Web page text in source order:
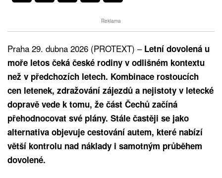
Reklama
Praha 29. dubna 2026 (PROTEXT) –Letní dovolená u
moře letos čeká české rodiny v odlišném kontextu
než v předchozích letech. Kombinace rostoucích
cen letenek, zdražování zájezdů a nejistoty v letecké
dopravě vede k tomu, že část Čechů začíná
přehodnocovat své plány. Stále častěji se jako
alternativa objevuje cestování autem, které nabízí
větší kontrolu nad náklady i samotným průběhem
dovolené.